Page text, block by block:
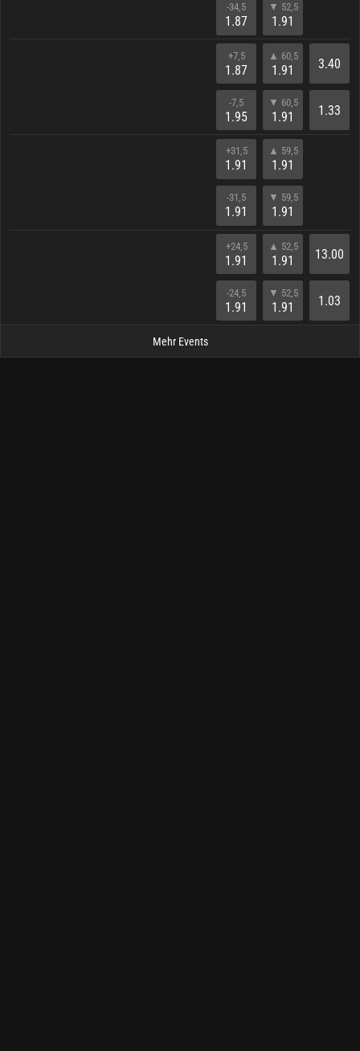
-34,5
1.87
▼ 52,5
1.91
+7,5
1.87
-7,5
1.95
▲ 60,5
1.91
▼ 60,5
1.91
3.40
1.33
+31,5
1.91
-31,5
1.91
▲ 59,5
1.91
▼ 59,5
1.91
+24,5
1.91
-24,5
1.91
▲ 52,5
1.91
▼ 52,5
1.91
13.00
1.03
Mehr Events